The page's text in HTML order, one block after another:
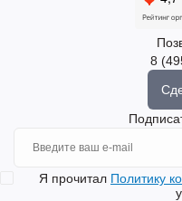
8
Я прочитал Политику